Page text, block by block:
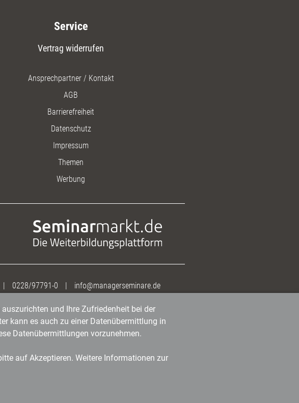
Service
Vertrag widerrufen
Ansprechpartner / Kontakt
AGB
Barrierefreiheit
Datenschutz
Impressum
Themen
Werbung
| 0228/97791-0 | info@managerseminare.de
und Ihre Zufriedenheit bei der
kann es auch zu einer Datenübermittlung in
Datenübermittlungen vorzunehmen.
auf Akzeptieren. Weitere Informationen zur